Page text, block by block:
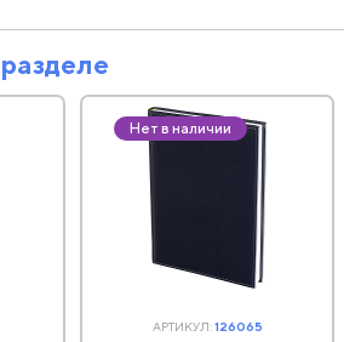
Нет в наличии
АРТИКУЛ:126065